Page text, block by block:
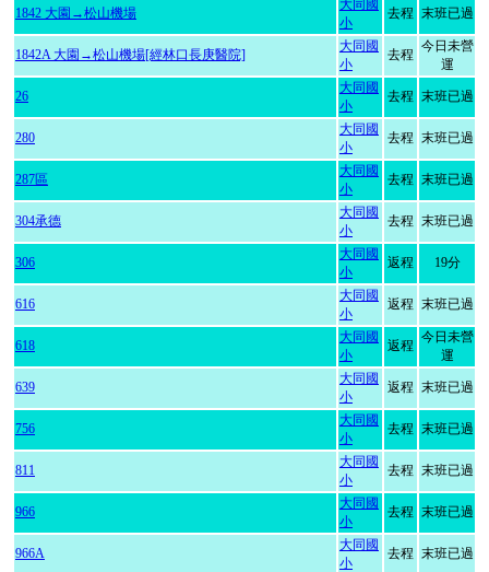
1842 大園→松山機場
大同國
小
去程 末班已過
1842A 大園→松山機場[經林口長庚醫院]
大同國
小
去程
今日未營
運
26
大同國
小
去程 末班已過
280
大同國
小
去程 末班已過
287區
大同國
小
去程 末班已過
304承德
大同國
小
去程 末班已過
306
大同國
小
返程 19分
616
大同國
小
返程 末班已過
618
大同國
小
返程
今日未營
運
639
大同國
小
返程 末班已過
756
大同國
小
去程 末班已過
811
大同國
小
去程 末班已過
966
大同國
小
去程 末班已過
966A
大同國
小
去程 末班已過